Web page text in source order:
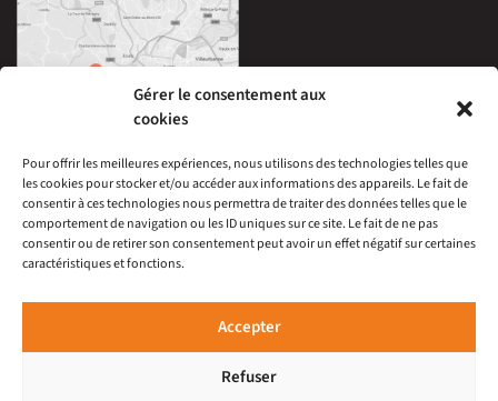
Gérer le consentement aux
cookies
Pour offrir les meilleures expériences, nous utilisons des technologies telles que
les cookies pour stocker et/ou accéder aux informations des appareils. Le fait de
consentir à ces technologies nous permettra de traiter des données telles que le
comportement de navigation ou les ID uniques sur ce site. Le fait de ne pas
consentir ou de retirer son consentement peut avoir un effet négatif sur certaines
caractéristiques et fonctions.
Accepter
Refuser
33 Avenue Edouard Millaud,
69290 Craponne, France
04 78 57 05 60
À 15 minutes du centre-ville de Lyon
Ouverture :
Mardi au Samedi : 9h30-12h00 et 14h-19h